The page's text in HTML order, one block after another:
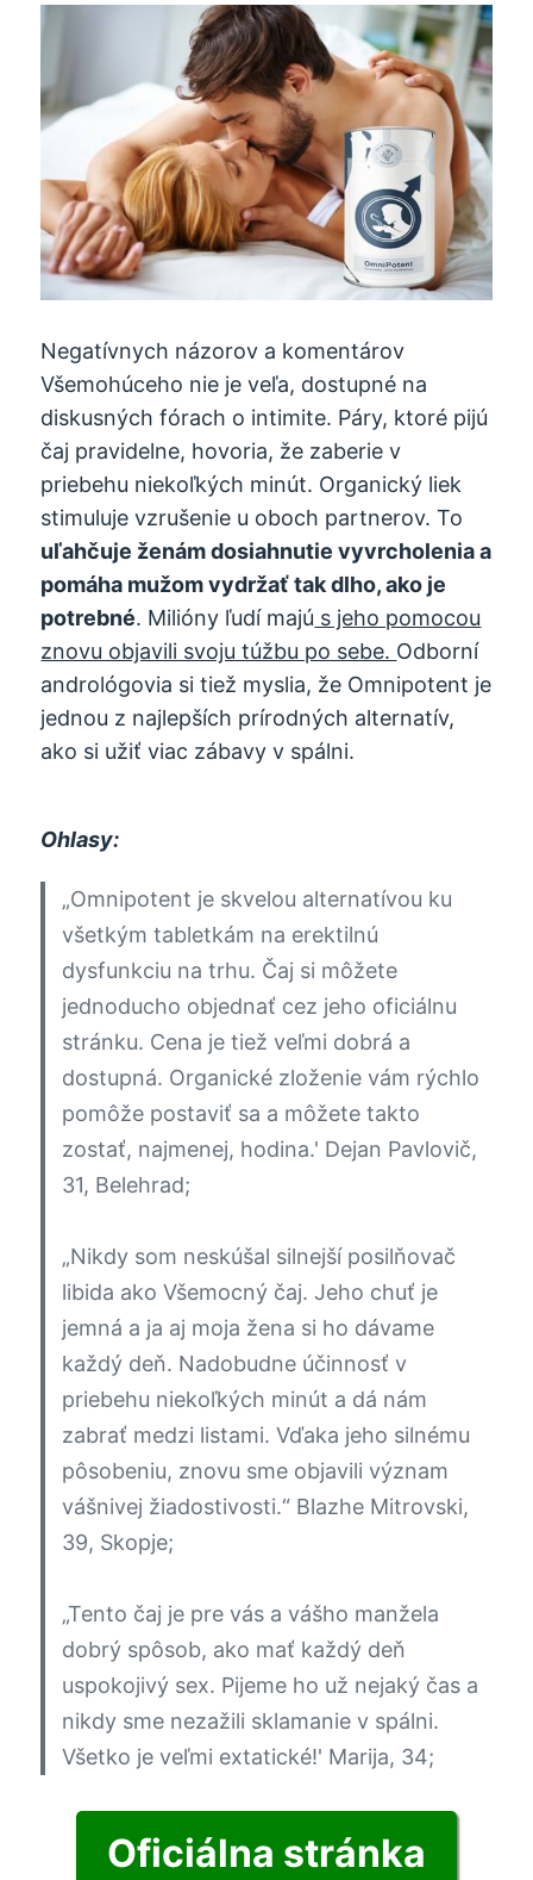
Negatívnych názorov a komentárov
Všemohúceho nie je veľa, dostupné na
diskusných fórach o intimite. Páry, ktoré pijú
čaj pravidelne, hovoria, že zaberie v
priebehu niekoľkých minút. Organický liek
stimuluje vzrušenie u oboch partnerov. To
uľahčuje ženám dosiahnutie vyvrcholenia a
pomáha mužom vydržať tak dlho, ako je
potrebné. Milióny ľudí majú s jeho pomocou
znovu objavili svoju túžbu po sebe. Odborní
andrológovia si tiež myslia, že Omnipotent je
jednou z najlepších prírodných alternatív,
ako si užiť viac zábavy v spálni.
Ohlasy:
„Omnipotent je skvelou alternatívou ku
všetkým tabletkám na erektilnú
dysfunkciu na trhu. Čaj si môžete
jednoducho objednať cez jeho oficiálnu
stránku. Cena je tiež veľmi dobrá a
dostupná. Organické zloženie vám rýchlo
pomôže postaviť sa a môžete takto
zostať, najmenej, hodina.' Dejan Pavlovič,
31, Belehrad;
„Nikdy som neskúšal silnejší posilňovač
libida ako Všemocný čaj. Jeho chuť je
jemná a ja aj moja žena si ho dávame
každý deň. Nadobudne účinnosť v
priebehu niekoľkých minút a dá nám
zabrať medzi listami. Vďaka jeho silnému
pôsobeniu, znovu sme objavili význam
vášnivej žiadostivosti.“ Blazhe Mitrovski,
39, Skopje;
„Tento čaj je pre vás a vášho manžela
dobrý spôsob, ako mať každý deň
uspokojivý sex. Pijeme ho už nejaký čas a
nikdy sme nezažili sklamanie v spálni.
Všetko je veľmi extatické!' Marija, 34;
Oficiálna stránka